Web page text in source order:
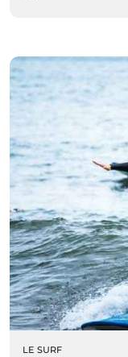
LE SURF